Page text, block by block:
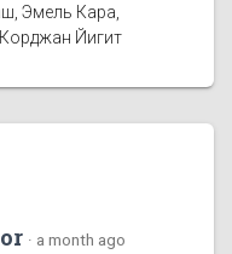
Эмель Кара,
Йигит
· a month ago